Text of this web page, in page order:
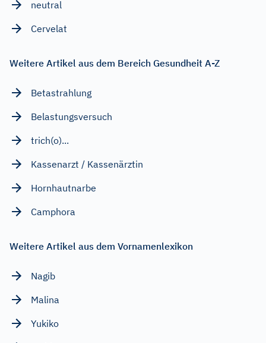
neutral
Cervelat
Weitere Artikel aus dem Bereich Gesundheit A-Z
Betastrahlung
Belastungsversuch
trich(o)...
Kassenarzt / Kassenärztin
Hornhautnarbe
Camphora
Weitere Artikel aus dem Vornamenlexikon
Nagib
Malina
Yukiko